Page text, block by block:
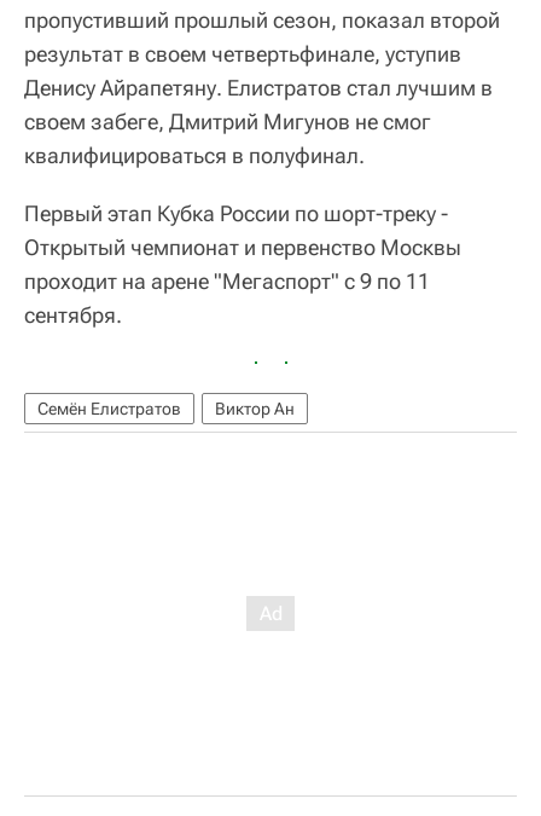
пропустивший прошлый сезон, показал второй
результат в своем четвертьфинале, уступив
Денису Айрапетяну. Елистратов стал лучшим в
своем забеге, Дмитрий Мигунов не смог
квалифицироваться в полуфинал.
Первый этап Кубка России по шорт-треку -
Открытый чемпионат и первенство Москвы
проходит на арене "Мегаспорт" с 9 по 11
сентября.
Семён Елистратов Виктор Ан